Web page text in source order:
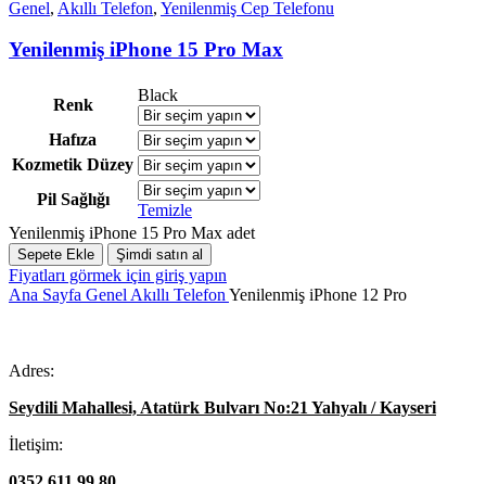
Genel, Akıllı Telefon, Yenilenmiş Cep Telefonu
Yenilenmiş iPhone 15 Pro Max
Renk
Black
Hafıza
Kozmetik Düzey
Pil Sağlığı
Temizle
Yenilenmiş iPhone 15 Pro Max adet
Sepete Ekle Şimdi satın al
Fiyatları görmek için giriş yapın
Ana Sayfa Genel Akıllı Telefon Yenilenmiş iPhone 12 Pro
Adres:
Seydili Mahallesi, Atatürk Bulvarı No:21 Yahyalı / Kayseri
İletişim: